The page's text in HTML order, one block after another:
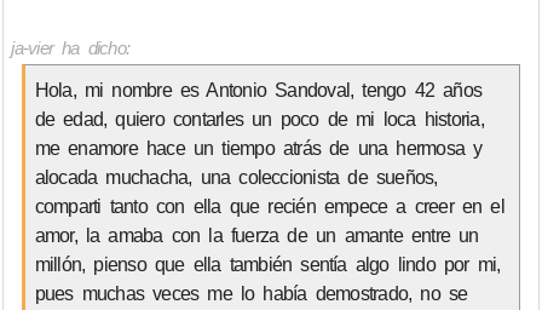
ja-vier ha dicho:
Hola, mi nombre es Antonio Sandoval, tengo 42 años
de edad, quiero contarles un poco de mi loca historia,
me enamore hace un tiempo atrás de una hermosa y
alocada muchacha, una coleccionista de sueños,
comparti tanto con ella que recién empece a creer en el
amor, la amaba con la fuerza de un amante entre un
millón, pienso que ella también sentía algo lindo por mi,
pues muchas veces me lo había demostrado, no se